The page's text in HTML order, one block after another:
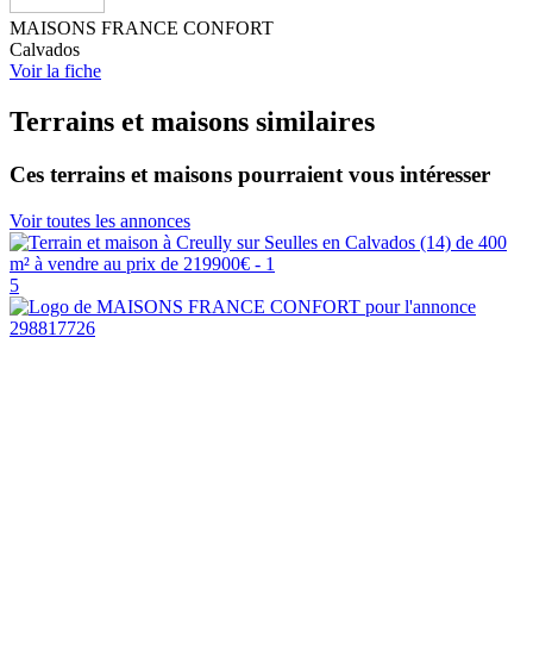
MAISONS FRANCE CONFORT
Calvados
Voir la fiche
Terrains et maisons similaires
Ces terrains et maisons pourraient vous intéresser
Voir toutes les annonces
5